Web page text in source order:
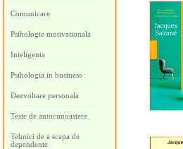
Comunicare
Psihologie motivationala
Inteligenta
Psihologia in business
Dezvoltare personala
Teste de autocunoastere
Tehnici de a scapa de
dependente